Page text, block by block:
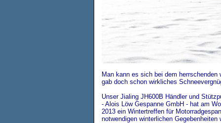
Man kann es sich bei dem
gab doch schon wirkliches
Unser Jialing JH600B Händler und
- Alois Löw Gespanne GmbH - hat am
2013 ein Wintertreffen für
notwendigen winterlichen